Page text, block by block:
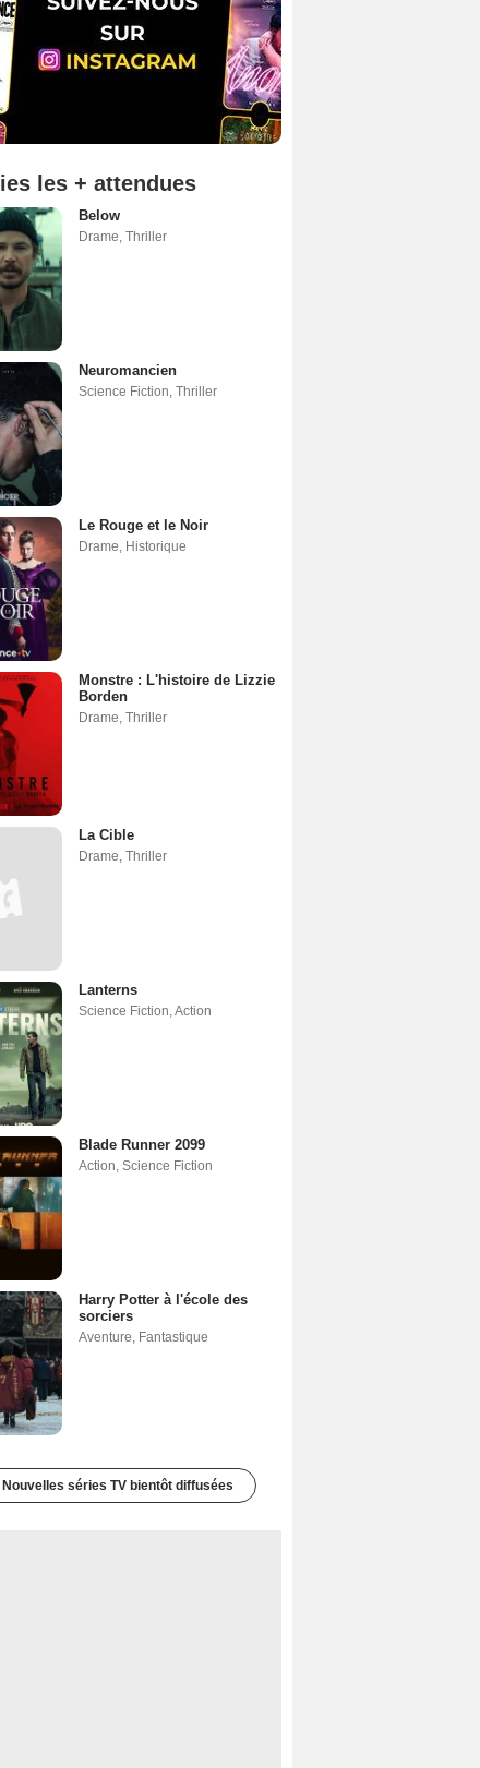
les + attendues
Below
Drame Thriller
Neuromancien
Science Fiction Thriller
Le Rouge et le Noir
Drame Historique
Monstre : L'histoire de Lizzie
Borden
Drame Thriller
La Cible
Drame Thriller
Lanterns
Science Fiction Action
Blade Runner 2099
Action Science Fiction
Harry Potter à l'école des
sorciers
Aventure Fantastique
Nouvelles séries TV bientôt diffusées